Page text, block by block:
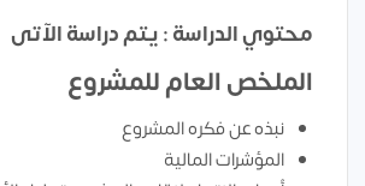
محتوي الدراسة : يتم دراسة الآتى
الملخص العام للمشروع
نبذه عن فكره المشروع
المؤشرات المالية